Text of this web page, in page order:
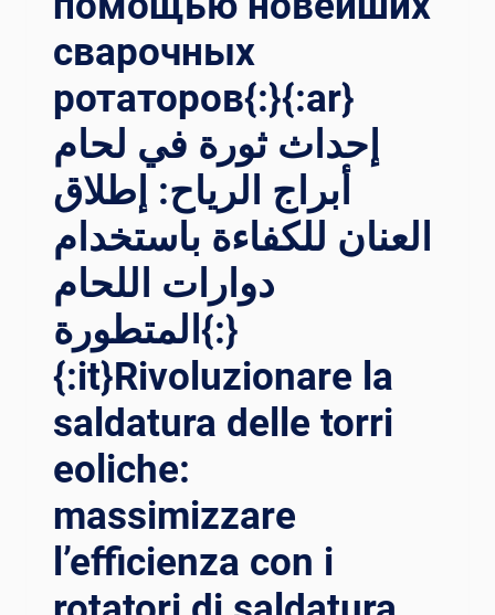
сварочных
ротаторов{:}{:ar}
إحداث ثورة في لحام
أبراج الرياح: إطلاق
العنان للكفاءة باستخدام
دوارات اللحام
المتطورة{:}
{:it}Rivoluzionare la
saldatura delle torri
eoliche:
massimizzare
l’efficienza con i